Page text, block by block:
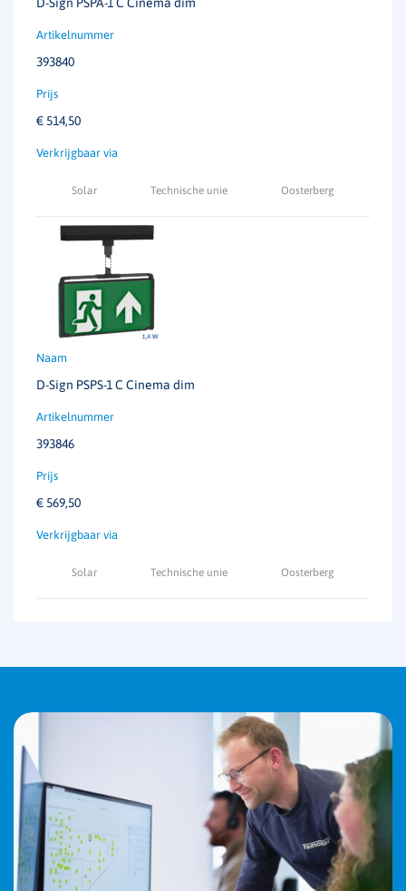
393840
€ 514,50
Solar Technische unie Oosterberg
D-Sign PSPS-1 C Cinema dim
393846
€ 569,50
Solar Technische unie Oosterberg